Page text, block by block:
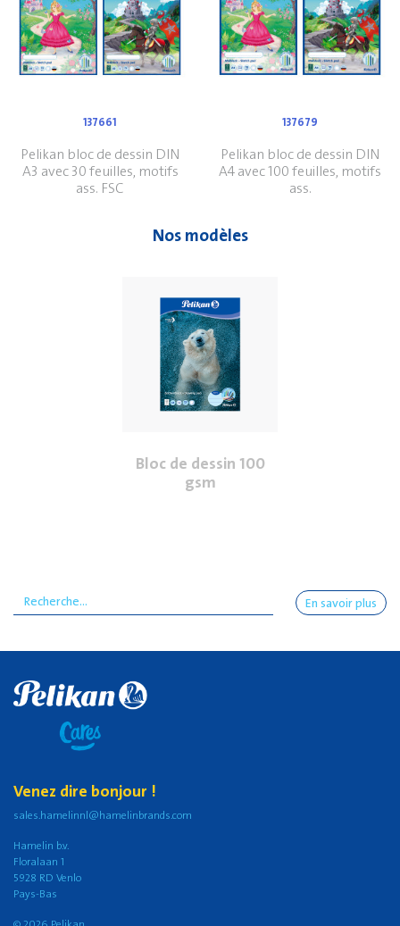
137661
Pelikan bloc de dessin DIN
A3 avec 30 feuilles, motifs
ass. FSC
137679
Pelikan bloc de dessin DIN
A4 avec 100 feuilles, motifs
ass.
Nos modèles
Bloc de dessin 100
gsm
En savoir plus
Venez dire bonjour !
sales.hamelinnl@hamelinbrands.com
Hamelin b.v.
Floralaan 1
5928 RD Venlo
Pays-Bas